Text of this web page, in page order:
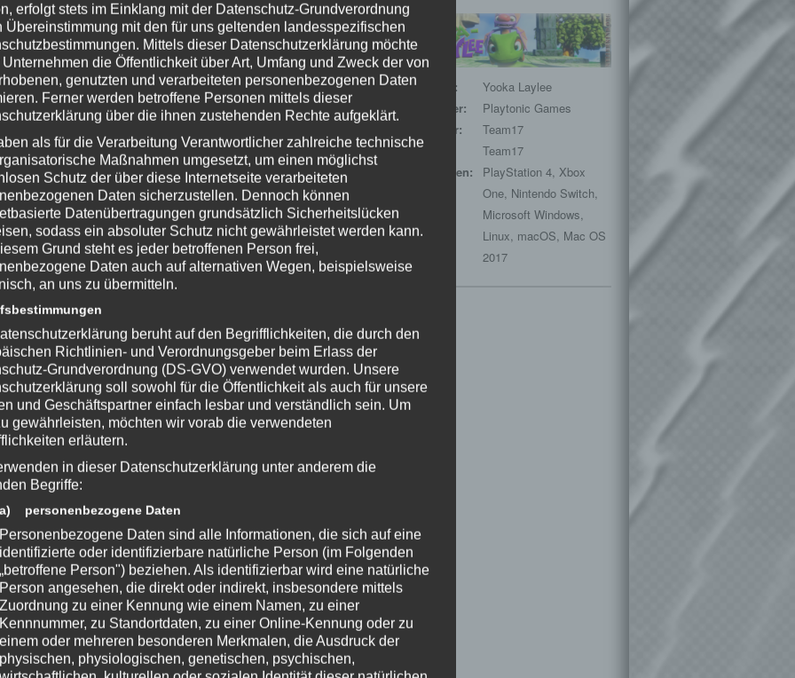
mal nach, was der Sumpf noch so an lustigen Rätseln für uns offen
Playtonic Games
games/y…
bitte die Entwickler und kaufe Dir das Spiel im Original!
de-de/store/buy/theme-hospital-origin/pc-download/base-
Spieltitel:
Yooka Laylee
Entwickler:
Playtonic Games
Publisher:
Team17
Genre:
Team17
Plattformen:
PlayStation 4, Xbox
One, Nintendo Switch,
Microsoft Windows,
Linux, macOS, Mac OS
2017
erfolgt stets im Einklang mit der Datenschutz-Grundverordnung
Übereinstimmung mit den für uns geltenden landesspezifischen
Mittels dieser Datenschutzerklärung möchte
Unternehmen die Öffentlichkeit über Art, Umfang und Zweck der von
genutzten und verarbeiteten personenbezogenen Daten
Ferner werden betroffene Personen mittels dieser
über die ihnen zustehenden Rechte aufgeklärt.
als für die Verarbeitung Verantwortlicher zahlreiche technische
Maßnahmen umgesetzt, um einen möglichst
Schutz der über diese Internetseite verarbeiteten
Daten sicherzustellen. Dennoch können
Datenübertragungen grundsätzlich Sicherheitslücken
sodass ein absoluter Schutz nicht gewährleistet werden kann.
Grund steht es jeder betroffenen Person frei,
Daten auch auf alternativen Wegen, beispielsweise
an uns zu übermitteln.
beruht auf den Begrifflichkeiten, die durch den
Richtlinien- und Verordnungsgeber beim Erlass der
Grundverordnung (DS-GVO) verwendet wurden. Unsere
soll sowohl für die Öffentlichkeit als auch für unsere
und Geschäftspartner einfach lesbar und verständlich sein. Um
gewährleisten, möchten wir vorab die verwendeten
erläutern.
in dieser Datenschutzerklärung unter anderem die
Begriffe:
a) personenbezogene Daten
Personenbezogene Daten sind alle Informationen, die sich auf eine
identifizierte oder identifizierbare natürliche Person (im Folgenden
„betroffene Person") beziehen. Als identifizierbar wird eine natürliche
Person angesehen, die direkt oder indirekt, insbesondere mittels
Zuordnung zu einer Kennung wie einem Namen, zu einer
Kennnummer, zu Standortdaten, zu einer Online-Kennung oder zu
einem oder mehreren besonderen Merkmalen, die Ausdruck der
physischen, physiologischen, genetischen, psychischen,